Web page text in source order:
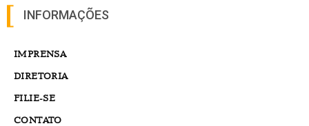
INFORMAÇÕES
IMPRENSA
DIRETORIA
FILIE-SE
CONTATO